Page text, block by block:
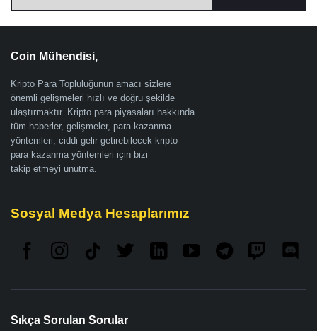
Coin Mühendisi,
Kripto Para Topluluğunun amacı sizlere
önemli gelişmeleri hızlı ve doğru şekilde
ulaştırmaktır. Kripto para piyasaları hakkında
tüm haberler, gelişmeler, para kazanma
yöntemleri, ciddi gelir getirebilecek kripto
para kazanma yöntemleri için bizi
takip etmeyi unutma.
Sosyal Medya Hesaplarımız
Sıkça Sorulan Sorular